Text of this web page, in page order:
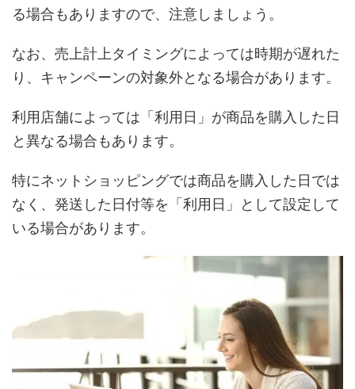
る場合もありますので、注意しましょう。
なお、売上計上タイミングによっては時期が遅れた
り、キャンペーンの対象外となる場合があります。
利用店舗によっては「利用日」が商品を購入した日
と異なる場合もあります。
特にネットショッピングでは商品を購入した日では
なく、発送した日付等を「利用日」として設定して
いる場合があります。